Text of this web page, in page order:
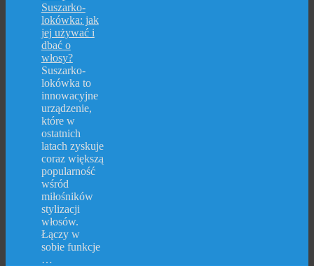
Suszarko-
lokówka: jak
jej używać i
dbać o
włosy?
Suszarko-
lokówka to
innowacyjne
urządzenie,
które w
ostatnich
latach zyskuje
coraz większą
popularność
wśród
miłośników
stylizacji
włosów.
Łączy w
sobie funkcje
…